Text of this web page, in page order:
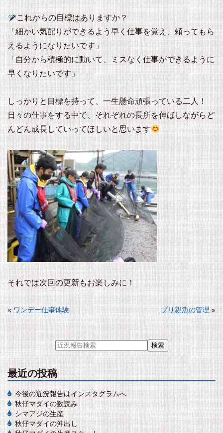
これからの目標はありますか？
「細かい気配りができるよう早く仕事を覚え、頼ってもら
えるようになりたいです」
「自分から積極的に動いて、ミスなく仕事ができるように
早くなりたいです」
しっかりと目標を持って、一生懸命頑張っている二人！
日々の仕事をする中で、それぞれの長所を伸ばしながらど
んどん成長していってほしいと思います
それでは次回の更新もお楽しみに！
« ワンデー仕事体験 ブリ親魚の管理 »
最近の投稿
今後の近況報告はインスタグラムへ
秋仔マダイの数読み
シマアジの生産
秋仔マダイの沖出し